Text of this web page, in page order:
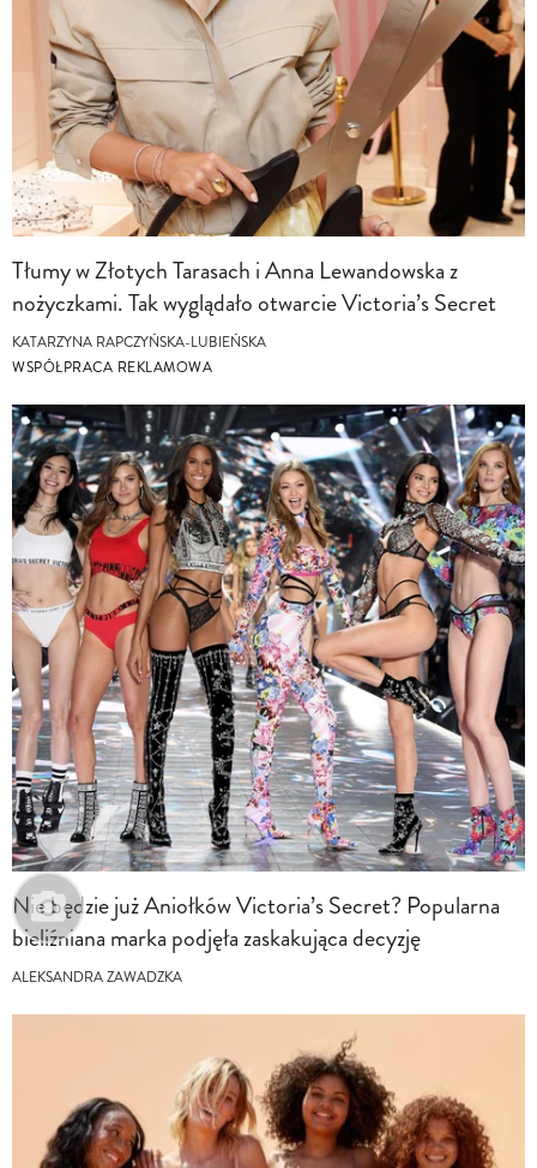
Tłumy w Złotych Tarasach i Anna Lewandowska z
nożyczkami. Tak wyglądało otwarcie Victoria’s Secret
KATARZYNA RAPCZYŃSKA-LUBIEŃSKA
WSPÓŁPRACA REKLAMOWA
Nie będzie już Aniołków Victoria’s Secret? Popularna
bieliźniana marka podjęła zaskakująca decyzję
ALEKSANDRA ZAWADZKA